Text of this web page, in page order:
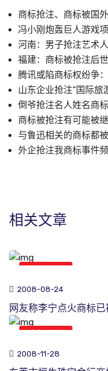
商标抢注、商标被国
冯小刚炮轰巨人游戏
河南：男子抢注艺术
福建：商标被抢注后
腾讯或陷商标权纷争
山东企业抢注“国际旅
倒爷抢注名人姓名商
商标被抢注有可能被
与鲁迅相关的商标都
外企抢注我商标事件
相关文章
2008-08-24
网友称李宁点火商标
2008-11-28